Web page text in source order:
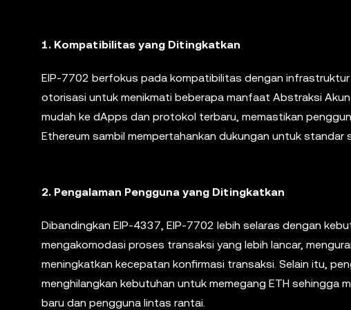
1. Kompatibilitas yang Ditingkatkan
EIP-7702 berfokus pada kompatibilitas dengan infrastruktur
otorisasi untuk menikmati beberapa manfaat Abstraksi
mudah ke dApps dan protokol terbaru, memastikan
Ethereum sambil mempertahankan dukungan untuk standar
2. Pengalaman Pengguna yang Ditingkatkan
Dibandingkan EIP-4337, EIP-7702 lebih selaras dengan
mengakomodasi proses transaksi yang lebih lancar,
meningkatkan kecepatan konfirmasi transaksi. Selain itu,
menghilangkan kebutuhan untuk memegang ETH
baru dan pengguna lintas rantai.